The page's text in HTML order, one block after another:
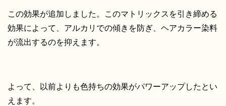
この効果が追加しました。このマトリックスを引き締める
効果によって、アルカリでの傾きを防ぎ、ヘアカラー染料
が流出するのを抑えます。
よって、以前よりも色持ちの効果がパワーアップしたとい
えます。